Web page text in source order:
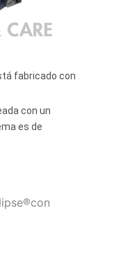
fabricado con
con un
es de